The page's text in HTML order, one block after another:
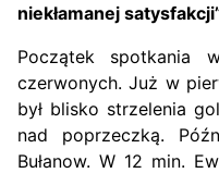
niekłamanej
Początek spotkania
czerwonych. Już w
był blisko strzelenia
nad poprzeczką.
Bułanow. W 12 min.